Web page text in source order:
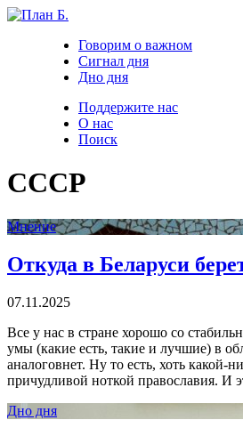
Говорим о важном
Сигнал дня
Дно дня
Поддержите нас
О нас
Поиск
СССР
Мнение
Откуда в Беларуси
07.11.2025
Все у нас в стране хорошо со
умы (какие есть, такие и лучшие) в
аналоговнет. Ну то есть, хоть
причудливой ноткой православия. И
Дно дня